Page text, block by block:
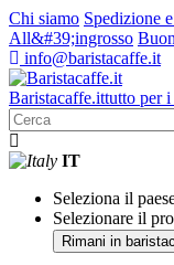
Chi siamo Spedizione
All&#39;ingrosso
info@baristacaffe.it
Baristacaffe.ittutto per i
IT
Seleziona il
Selezionare il
Rimani in